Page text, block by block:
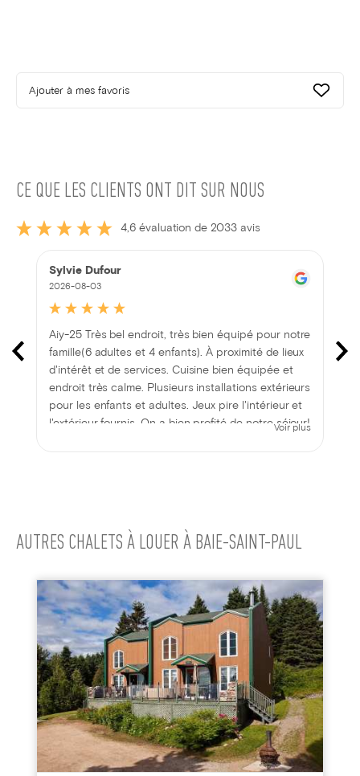
Ajouter à mes favoris
CE QUE LES CLIENTS ONT DIT SUR NOUS
4,6 évaluation de 2033 avis
Sylvie Dufour
2026-08-03
Aiy-25 Très bel endroit, très bien équipé pour notre
famille(6 adultes et 4 enfants). À proximité de lieux
d'intérêt et de services. Cuisine bien équipée et
endroit très calme. Plusieurs installations extérieurs
pour les enfants et adultes. Jeux pire l'intérieur et
l'extérieur fournis. On a bien profité de notre séjour!
Voir plus
AUTRES CHALETS À LOUER À BAIE-SAINT-PAUL